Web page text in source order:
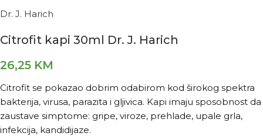
Dr. J. Harich
Citrofit kapi 30ml Dr. J. Harich
26,25 KM
Citrofit se pokazao dobrim odabirom kod širokog spektra
bakterija, virusa, parazita i gljivica. Kapi imaju sposobnost da
zaustave simptome: gripe, viroze, prehlade, upale grla,
infekcija, kandidijaze.